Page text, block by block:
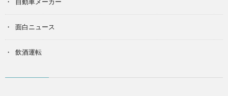
面白ニュース
飲酒運転